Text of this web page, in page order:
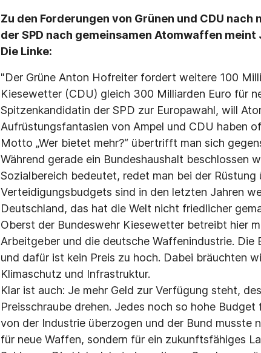
Zu den Forderungen von Grünen und CDU
der SPD nach gemeinsamen Atomwaffen
Die Linke:
"Der Grüne Anton Hofreiter fordert weitere 100
Kiesewetter (CDU) gleich 300 Milliarden Euro für
Spitzenkandidatin der SPD zur Europawahl, will
Aufrüstungsfantasien von Ampel und CDU haben
Motto „Wer bietet mehr?“ übertrifft man sich
Während gerade ein Bundeshaushalt beschlossen
Sozialbereich bedeutet, redet man bei der
Verteidigungsbudgets sind in den letzten Jahren
Deutschland, das hat die Welt nicht friedlicher
Oberst der Bundeswehr Kiesewetter betreibt hier
Arbeitgeber und die deutsche Waffenindustrie.
und dafür ist kein Preis zu hoch. Dabei bräuchten
Klimaschutz und Infrastruktur.
Klar ist auch: Je mehr Geld zur Verfügung steht,
Preisschraube drehen. Jedes noch so hohe
von der Industrie überzogen und der Bund musste
für neue Waffen, sondern für ein zukunftsfähiges